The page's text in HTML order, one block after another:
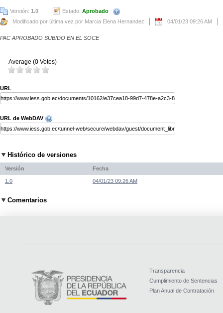
Versión: 1.0 Estado: Aprobado
Modificado por última vez por Marcia Elena Hernandez
04/01/23 09:26 AM
PAC APROBADO SUBIDO EN EL SOCE
Average (0 Votes)
URL
URL de WebDAV
Histórico de versiones
Versión Fecha
1.0 04/01/23 09:26 AM
Comentarios
Transparencia
Cumplimiento de Sentencias
Plan Anual de Contratación